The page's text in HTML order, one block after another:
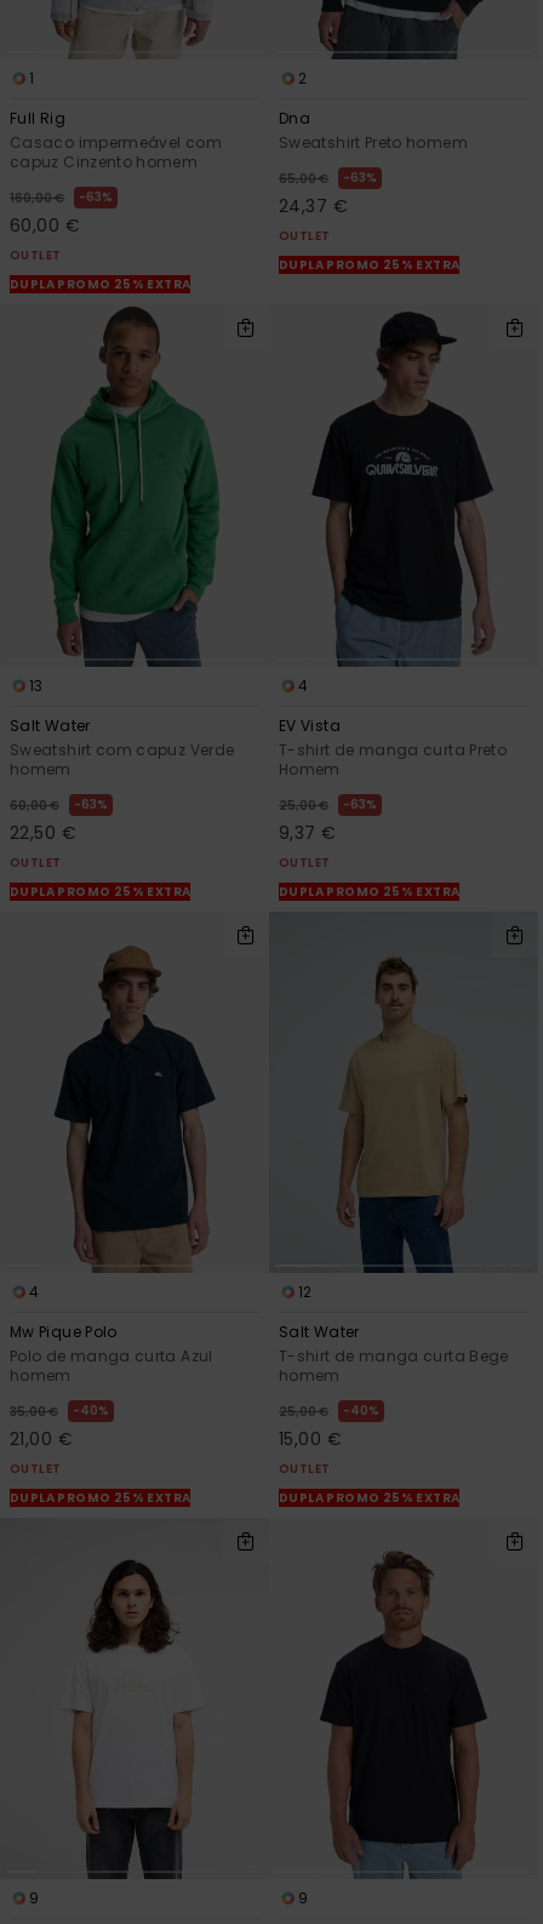
1
Full Rig
Casaco impermeável com
capuz Cinzento homem
160,00 € 63%
60,00 €
OUTLET
DUPLA PROMO 25% EXTRA
2
Dna
Sweatshirt Preto homem
65,00 € 63%
24,37 €
OUTLET
DUPLA PROMO 25% EXTRA
13
Salt Water
Sweatshirt com capuz Verde
homem
60,00 € 63%
22,50 €
OUTLET
DUPLA PROMO 25% EXTRA
4
EV Vista
T-shirt de manga curta Preto
Homem
25,00 € 63%
9,37 €
OUTLET
DUPLA PROMO 25% EXTRA
4
Mw Pique Polo
Polo de manga curta Azul
homem
35,00 € 40%
21,00 €
OUTLET
DUPLA PROMO 25% EXTRA
12
Salt Water
T-shirt de manga curta Bege
homem
25,00 € 40%
15,00 €
OUTLET
DUPLA PROMO 25% EXTRA
9 9